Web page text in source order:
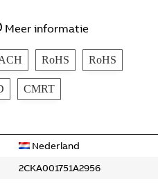
Meer informatie
RoHS RoHS
CMRT
Nederland
2CKA001751A2956